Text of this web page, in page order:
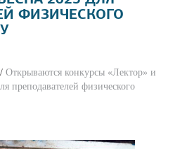
ФИЗИЧЕСКОГО
/ Открываются конкурсы «Лектор» и
преподавателей физического